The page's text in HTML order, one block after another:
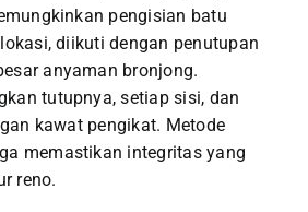
pengisian batu
diikuti dengan penutupan
anyaman bronjong.
tutupnya, setiap sisi, dan
kawat pengikat. Metode
memastikan integritas yang
reno.